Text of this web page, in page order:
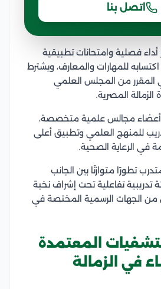
اتصل بنا
أداء فصلية وامتحانات تطبيقية
للمهارات والمعارف، ويشترط
المقرر من المجلس العلمي
المصرية.
أعضاء مجالس علمية متخصصة،
للمنهج العلمي وتطبيق أعلى
في الرعاية الصحية.
تطورًا متوازنًا بين الجانب
تدريبية تفاعلية تحت إشراف نخبة
من الجهات الرسمية المختصة في
المعتمدة
في الزمالة